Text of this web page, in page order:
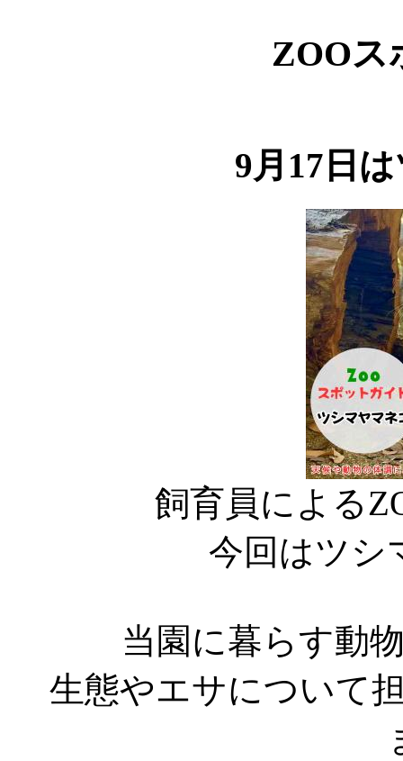
ZOOス
9月17日
飼育員による
今回はツシ
当園に暮らす動
生態やエサについて